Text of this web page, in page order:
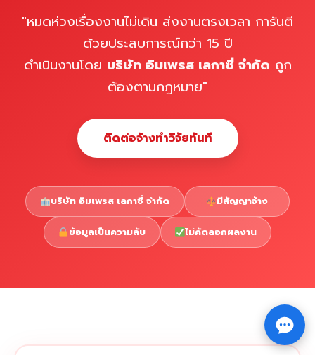
Copyright © 2026 รับทำวิจัย รับทำวิทยานิพนธ์ รับทำ⇧
"หมดห่วงเรื่องงานไม่เดิน ส่งงานตรงเวลา การันตี
ด้วยประสบการณ์กว่า 15 ปี
ดำเนินงานโดย บริษัท อิมเพรส เลกาซี่ จำกัด ถูก
ต้องตามกฎหมาย"
ติดต่อจ้างทำวิจัยทันที
บริษัท อิมเพรส เลกาซี่ จำกัด มีสัญญาจ้าง
ข้อมูลเป็นความลับ ไม่คัดลอกผลงาน